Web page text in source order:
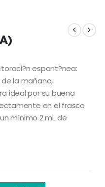
espont?nea:
la mañana,
ideal por su buena
en el frasco
mínimo 2 mL de